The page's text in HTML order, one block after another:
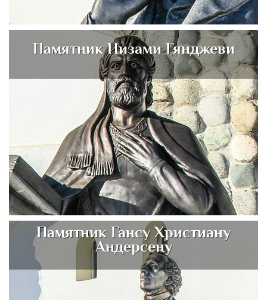
Памятник Низами Гянджеви
Памятник Гансу Христиану
Андерсену